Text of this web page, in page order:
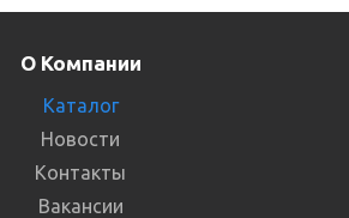
О Компании
Каталог
Новости
Контакты
Вакансии